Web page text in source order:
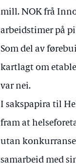
mill. NOK frå
arbeidstimer på
Som del av
kartlagt om
var nei.
I sakspapira til
fram at
utan
samarbeid med